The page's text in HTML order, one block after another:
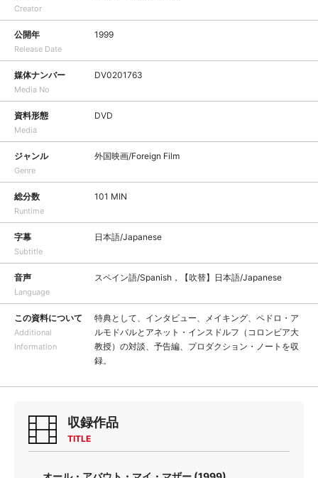
Creator
公開年
Release Date
1999
媒体ナンバー
Media No
DV0201763
資料形態
Media
DVD
ジャンル
Genre
外国映画/Foreign Film
総分数
Runtime
101 MIN
字幕
Subtitle
日本語/Japanese
音声
Language
スペイン語/Spanish，【吹替】日本語/Japanese
この資料について
Additional
Information
特典として、インタビュー、メイキング、ペドロ・ア
ルモドバルとアネット・インスドルフ（コロンビア大
教授）の対談、予告編、プロダクション・ノートを収
録。
収録作品
TITLE